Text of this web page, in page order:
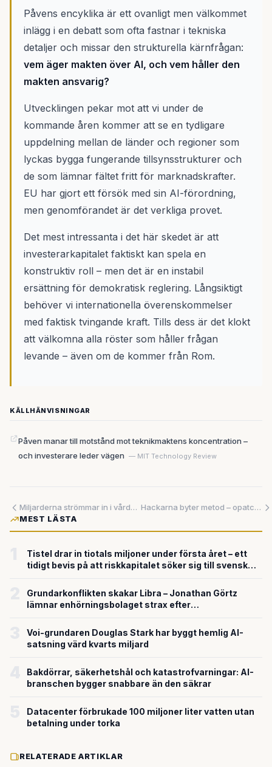
Påvens encyklika är ett ovanligt men välkommet
inlägg i en debatt som ofta fastnar i tekniska
detaljer och missar den strukturella kärnfrågan:
vem äger makten över AI, och vem håller den
makten ansvarig?
Utvecklingen pekar mot att vi under de
kommande åren kommer att se en tydligare
uppdelning mellan de länder och regioner som
lyckas bygga fungerande tillsynsstrukturer och
de som lämnar fältet fritt för marknadskrafter.
EU har gjort ett försök med sin AI-förordning,
men genomförandet är det verkliga provet.
Det mest intressanta i det här skedet är att
investerarkapitalet faktiskt kan spela en
konstruktiv roll – men det är en instabil
ersättning för demokratisk reglering. Långsiktigt
behöver vi internationella överenskommelser
med faktisk tvingande kraft. Tills dess är det klokt
att välkomna alla röster som håller frågan
levande – även om de kommer från Rom.
KÄLLHÄNVISNINGAR
Påven manar till motstånd mot teknikmaktens koncentration –
och investerare leder vägen — MIT Technology Review
Miljarderna strömmar in i vårdens AI-satsningar – men utan sjuksköterskorna riskerar revolutionen att bli en flopp
Hackarna byter metod – opatchade säkerhetshål bakom var tredje intrång medan stulna lösenord rasar till 13 procent
MEST LÄSTA
Tistel drar in tiotals miljoner under första året – ett
tidigt bevis på att riskkapitalet söker sig till svensk
Grundarkonflikten skakar Libra – Jonathan Görtz
lämnar enhörningsbolaget strax efter
Voi-grundaren Douglas Stark har byggt hemlig AI-
satsning värd kvarts miljard
Bakdörrar, säkerhetshål och katastrofvarningar: AI-
branschen bygger snabbare än den säkrar
Datacenter förbrukade 100 miljoner liter vatten utan
betalning under torka
RELATERADE ARTIKLAR